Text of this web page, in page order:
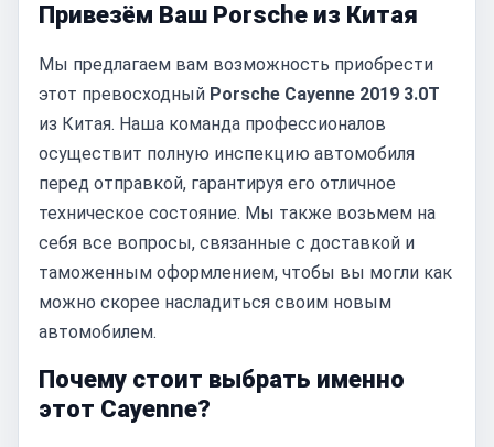
Привезём Ваш Porsche из Китая
Мы предлагаем вам возможность приобрести
этот превосходный Porsche Cayenne 2019 3.0T
из Китая. Наша команда профессионалов
осуществит полную инспекцию автомобиля
перед отправкой, гарантируя его отличное
техническое состояние. Мы также возьмем на
себя все вопросы, связанные с доставкой и
таможенным оформлением, чтобы вы могли как
можно скорее насладиться своим новым
автомобилем.
Почему стоит выбрать именно
этот Cayenne?